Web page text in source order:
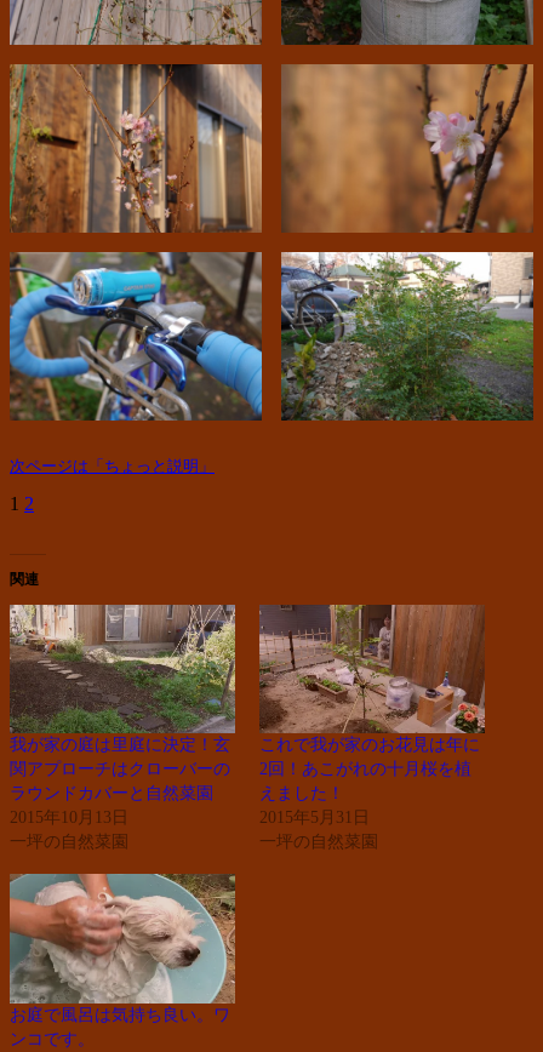
次ページは「ちょっと説明」
1 2
関連
我が家の庭は里庭に決定！玄
関アプローチはクローバーの
ラウンドカバーと自然菜園
2015年10月13日
一坪の自然菜園
これで我が家のお花見は年に
2回！あこがれの十月桜を植
えました！
2015年5月31日
一坪の自然菜園
お庭で風呂は気持ち良い。ワ
ンコです。